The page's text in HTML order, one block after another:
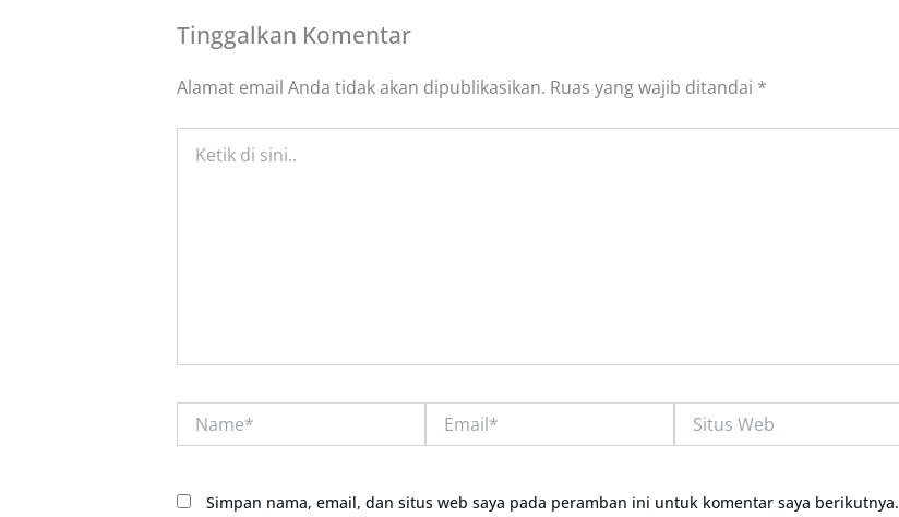
Tinggalkan Komentar
Alamat email Anda tidak akan dipublikasikan. Ruas yang wajib ditandai *
Situs
Web
Simpan nama, email, dan situs web saya pada peramban ini untuk komentar saya berikutnya.